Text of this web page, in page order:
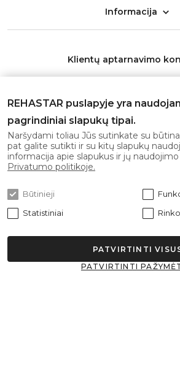
Informacija
Klientų aptarnavimo
El. paštas:
Darbo laikas: I-V 08:00
Gaukite naujausius
Sutinku suprivatumo
REHASTAR puslapyje yra
pagrindiniai slapukų tipai.
Naršydami toliau Jūs sutinkate su
pat galite sutikti ir su kitų slapukų
informacija apie slapukus ir jų
Privatumo politikoje.
Būtinieji
Statistiniai
PATVIRTINTI
PATVIRTINTI